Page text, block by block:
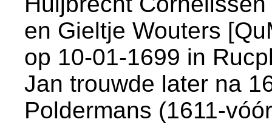
en Gieltje Wouters
op 10-01-1699 in
Jan trouwde later na
Poldermans (1611-